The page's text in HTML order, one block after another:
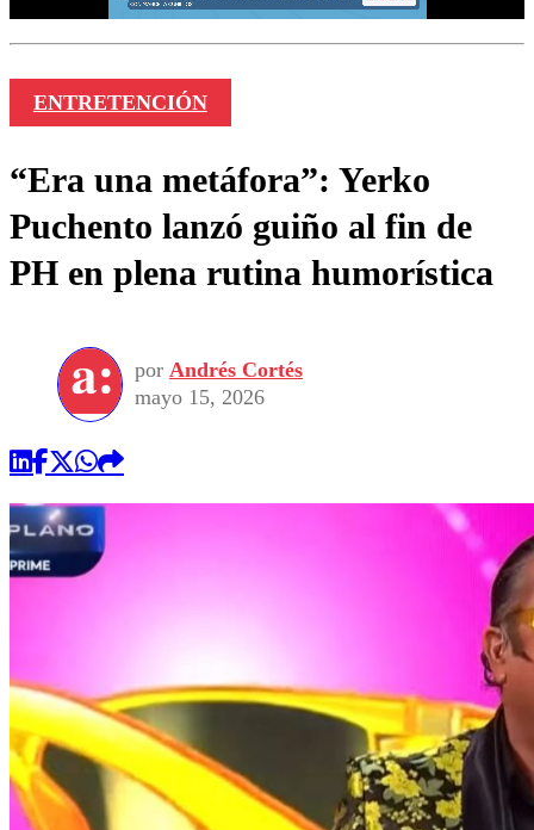
ENTRETENCIÓN
“Era una metáfora”: Yerko
Puchento lanzó guiño al fin de
PH en plena rutina humorística
por Andrés Cortés
mayo 15, 2026